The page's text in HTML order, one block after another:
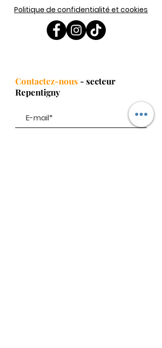
Politique de confidentialité et cookies
Contactez-nous - secteur
Repentigny